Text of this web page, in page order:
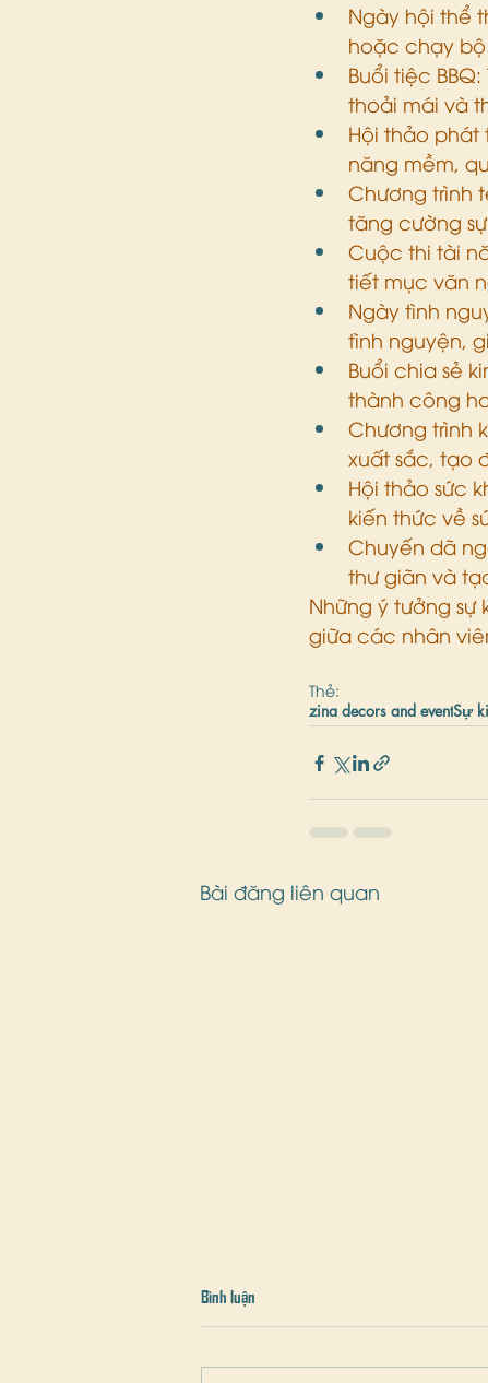
Ngày hội thể
hoặc chạy bộ
Buổi tiệc
thoải mái và
Hội thảo
năng mềm,
Chương trình
tăng cường
Cuộc thi tài
tiết mục văn
Ngày tình
tình nguyện,
Buổi chia sẻ
thành công
Chương trình
xuất sắc, tạo
Hội thảo sức
kiến thức về
Chuyến dã
thư giãn và
Những ý tưởng
giữa các nhân
Thẻ:
zina decors and eventSự
Bài đăng liên quan
Bình luận